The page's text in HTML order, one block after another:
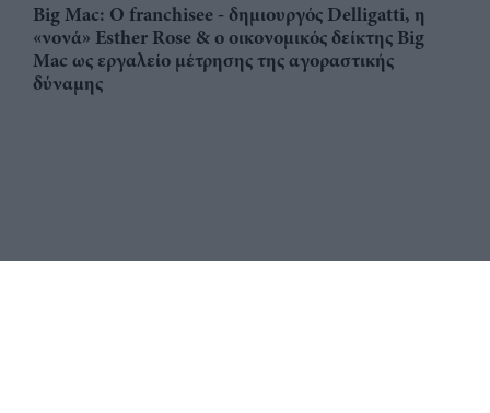
Big Mac: Ο franchisee - δημιουργός Delligatti, η
«νονά» Esther Rose & ο οικονομικός δείκτης Big
Mac ως εργαλείο μέτρησης της αγοραστικής
δύναμης